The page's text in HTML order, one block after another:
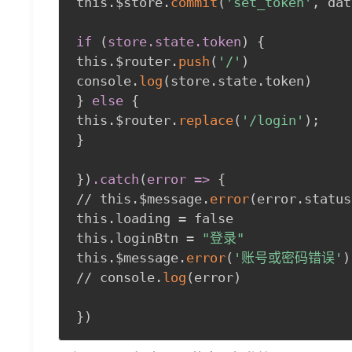
if ( store .state .token )
{
this.$router. push ( '/' )
console. log ( store.state.token )
} else {
this.$router. replace( '/login' ) ;
}
} ) .catch ( error => {
// this.$message. error( error.status
this.loading = false
this.loginBtn = "登录"
this.$message. error( '账号或密码错误' )
// console. log ( error)
} )